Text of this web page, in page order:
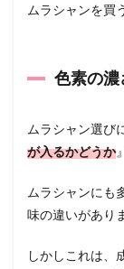
ムラシャンを買
色素の
ムラシャン選び
が入るかどうか
ムラシャンにも
味の違いがあり
しかしこれは、